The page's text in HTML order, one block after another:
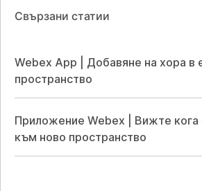
Свързани статии
Webex App | Добавяне на хора в
пространство
Приложение Webex | Вижте кога
към ново пространство